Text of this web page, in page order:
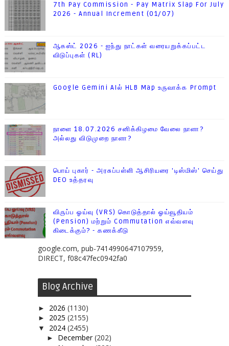
7th Pay Commission - Pay Matrix Slap For July
2026 - Annual Increment (01/07)
ஆகஸ்ட் 2026 - ஐந்து நாட்கள் வரையறுக்கப்பட்ட
விடுப்புகள் (RL)
Google Gemini AIல் HLB Map உருவாக்க Prompt
நாளை 18.07.2026 சனிக்கிழமை வேலை நாளா?
அல்லது விடுமுறை நாளா?
பொய் புகார் - அரசுப்பள்ளி ஆசிரியரை 'டிஸ்மிஸ்' செய்து
DEO உத்தரவு
விருப்ப ஓய்வு (VRS) கொடுத்தால் ஓய்வூதியம்
(Pension) மற்றும் Commutation எவ்வளவு
கிடைக்கும்? - கணக்கீடு
google.com, pub-7414990647107959,
DIRECT, f08c47fec0942fa0
Blog Archive
► 2026 (1130)
► 2025 (2155)
▼ 2024 (2455)
► December(202)